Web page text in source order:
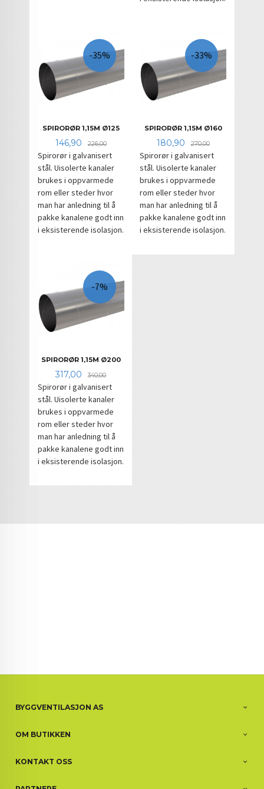
SPIRORØR 1,15M Ø125
Tilbud
146,90 226,00Rabatt
-35%
Spirorør i galvanisert
stål. Uisolerte kanaler
brukes i oppvarmede
rom eller steder hvor
man har anledning til å
pakke kanalene godt inn
i eksisterende isolasjon.
SPIRORØR 1,15M Ø160
Tilbud
180,90 270,00Rabatt
-33%
Spirorør i galvanisert
stål. Uisolerte kanaler
brukes i oppvarmede
rom eller steder hvor
man har anledning til å
pakke kanalene godt inn
i eksisterende isolasjon.
SPIRORØR 1,15M Ø200
Tilbud
317,00 340,00Rabatt
-7%
Spirorør i galvanisert
stål. Uisolerte kanaler
brukes i oppvarmede
rom eller steder hvor
man har anledning til å
pakke kanalene godt inn
i eksisterende isolasjon.
BYGGVENTILASJON AS
OM BUTIKKEN
KONTAKT OSS